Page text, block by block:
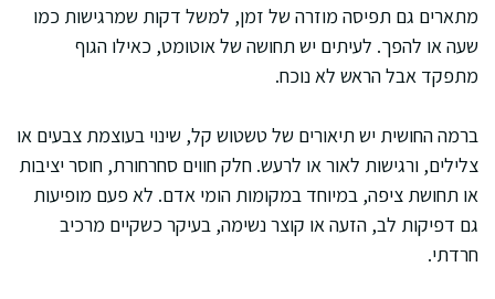
מתארים גם תפיסה מוזרה של זמן, למשל דקות שמרגישות כמו
שעה או להפך. לעיתים יש תחושה של אוטומט, כאילו הגוף
מתפקד אבל הראש לא נוכח.
ברמה החושית יש תיאורים של טשטוש קל, שינוי בעוצמת צבעים או
צלילים, ורגישות לאור או לרעש. חלק חווים סחרחורת, חוסר יציבות
או תחושת ציפה, במיוחד במקומות הומי אדם. לא פעם מופיעות
גם דפיקות לב, הזעה או קוצר נשימה, בעיקר כשקיים מרכיב
חרדתי.